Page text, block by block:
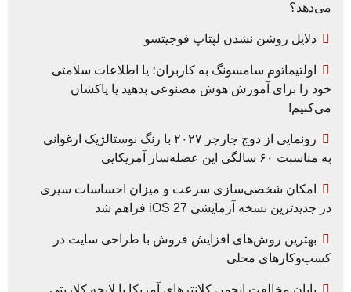
می‌دهد؟
دلایل روشن نشدن لپتاپ فوجیتسو
اولتیماتوم سامسونگ به کاربران؛ یا اطلاعات سلامتی
خود را برای آموزش هوش مصنوعی بدهید یا پاکشان
می‌کنیم!
رونمایی از دوج چارجر ۲۰۲۷ با رنگ نوستالژیک ارغوانی
به مناسبت ۶۰ سالگی این عضله‌ساز آمریکایی
امکان شخصی‌سازی سرعت و میزان احساسات سیری
در جدیدترین نسخه آزمایشی iOS 27 فراهم شد
بهترین روش‌های افزایش فروش با طراحی سایت در
کسب‌وکارهای محلی
پایان مخالفت انجمن کلانترهای آمریکا با لایحه کلاریتی